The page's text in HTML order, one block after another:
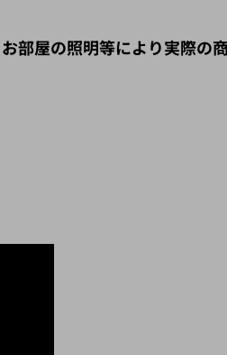
部屋の照明等により実際の